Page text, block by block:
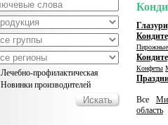
Лечебно-профилактическая
Новинки производителей
Пирожные
Конфеты
Все
область